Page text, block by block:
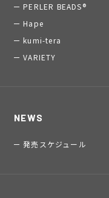
PERLER BEADS®
Hape
kumi-tera
VARIETY
NEWS
発売スケジュール